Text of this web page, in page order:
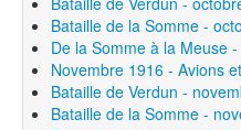
Bataille de la Somme -
De la Somme à la Meuse
Novembre 1916 - Avions
Bataille de Verdun -
Bataille de la Somme -